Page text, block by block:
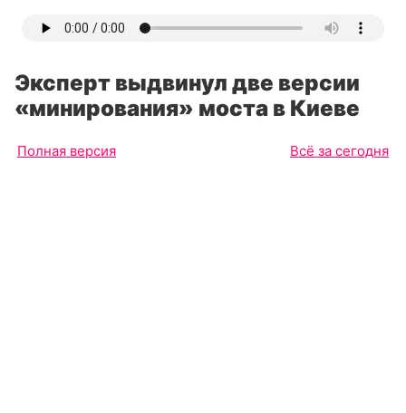
Эксперт выдвинул две версии
«минирования» моста в Киеве
Полная версия Всё за сегодня